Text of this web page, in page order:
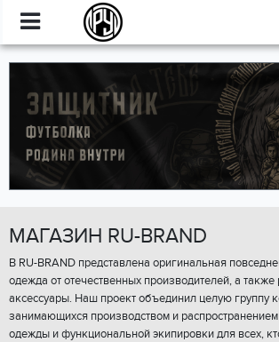
МАГАЗИН RU-BRAND
В RU-BRAND представлена оригинальная
одежда от отечественных производителей, а
аксессуары. Наш проект объединил целую группу
занимающихся производством и распространением
одежды и функциональной экипировки для всех,